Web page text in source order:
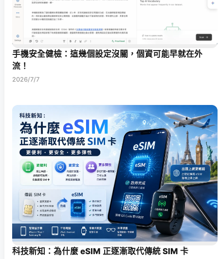
手機安全健檢：這幾個設定沒關，個資可能早就在外
流！
2026/7/7
科技新知：為什麼 eSIM 正逐漸取代傳統 SIM 卡